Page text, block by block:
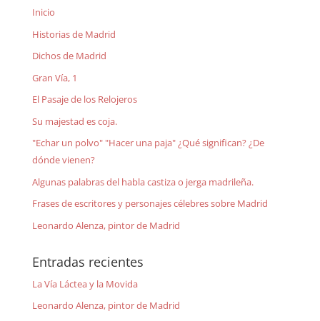
Inicio
Historias de Madrid
Dichos de Madrid
Gran Vía, 1
El Pasaje de los Relojeros
Su majestad es coja.
"Echar un polvo" "Hacer una paja" ¿Qué significan? ¿De
dónde vienen?
Algunas palabras del habla castiza o jerga madrileña.
Frases de escritores y personajes célebres sobre Madrid
Leonardo Alenza, pintor de Madrid
Entradas recientes
La Vía Láctea y la Movida
Leonardo Alenza, pintor de Madrid